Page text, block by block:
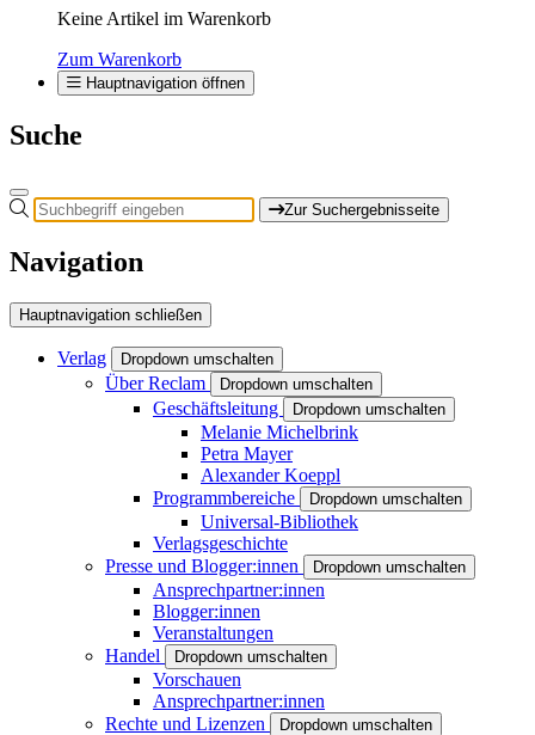
Keine Artikel im Warenkorb
Zum Warenkorb
Hauptnavigation öffnen
Suche
Zur Suchergebnisseite
Navigation
Hauptnavigation schließen
Verlag Dropdown umschalten
Über Reclam Dropdown umschalten
Geschäftsleitung Dropdown umschalten
Melanie Michelbrink
Petra Mayer
Alexander Koeppl
Programmbereiche
Dropdown umschalten
Universal-Bibliothek
Verlagsgeschichte
Presse und Blogger:innen
Dropdown umschalten
Ansprechpartner:innen
Blogger:innen
Veranstaltungen
Handel
Dropdown umschalten
Vorschauen
Ansprechpartner:innen
Rechte und Lizenzen
Dropdown umschalten